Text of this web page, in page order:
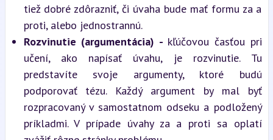
tiež dobré zdôrazniť, či úvaha bude mať formu za a
proti, alebo jednostrannú.
Rozvinutie (argumentácia) - kľúčovou časťou pri
učení, ako napísať úvahu, je rozvinutie. Tu
predstavíte svoje argumenty, ktoré budú
podporovať tézu. Každý argument by mal byť
rozpracovaný v samostatnom odseku a podložený
príkladmi. V prípade úvahy za a proti sa oplatí